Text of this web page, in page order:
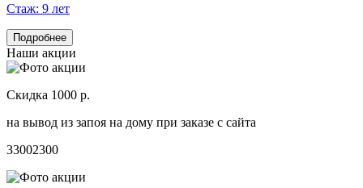
Стаж: 9 лет
Подробнее
Наши акции
Скидка 1000 р.
на вывод из запоя на дому при заказе с сайта
33002300